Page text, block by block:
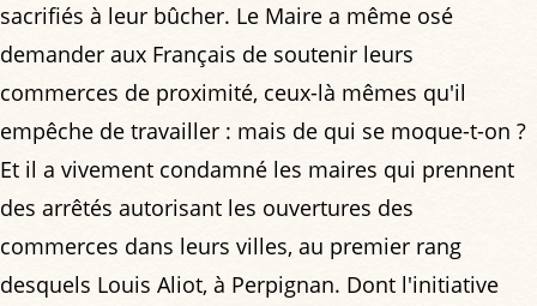
sacrifiés à leur bûcher. Le Maire a même osé
demander aux Français de soutenir leurs
commerces de proximité, ceux-là mêmes qu'il
empêche de travailler : mais de qui se moque-t-on ?
Et il a vivement condamné les maires qui prennent
des arrêtés autorisant les ouvertures des
commerces dans leurs villes, au premier rang
desquels Louis Aliot, à Perpignan. Dont l'initiative